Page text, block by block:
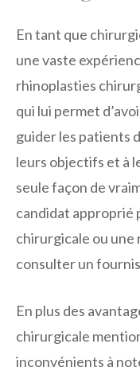
En tant que
une vaste
rhinoplasties
qui lui permet
guider les patients
leurs objectifs et à
seule façon de
candidat approprié
chirurgicale ou
consulter un
En plus des
chirurgicale
inconvénients à